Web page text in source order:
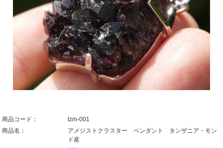
商品コード：
tzm-001
商品名：
アメジストクラスター ペンダント タンザニア・モン
ド産